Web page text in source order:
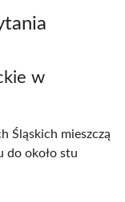
w
Śląskich mieszczą
do około stu